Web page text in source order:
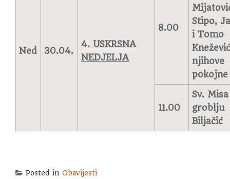
Ned 30.04.
4. USKRSNA
NEDJELJA
8.00
Stipo,
i Tomo
njihove
pokojne
11.00
Sv.
groblju
Biljačić
Posted in Obavijesti